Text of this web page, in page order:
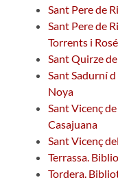
Sant Pere de
Sant Pere de
Torrents i
Sant Quirze
Sant Sadurní
Noya
Sant Vicenç
Casajuana
Sant Vicenç
Terrassa.
Tordera.